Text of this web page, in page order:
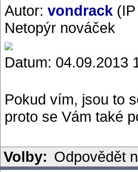
Autor: vondrack
Netopýr nováček
Datum: 04.09.2013
Pokud vím, jsou to
proto se Vám také
Volby: Odpovědět